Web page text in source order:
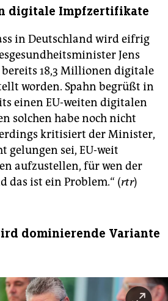
digitale Impfzertifikate
in Deutschland wird eifrig
Jens
18,3 Millionen digitale
worden. Spahn begrüßt in
einen EU-weiten digitalen
solchen habe noch nicht
kritisiert der Minister,
gelungen sei, EU-weit
aufzustellen, für wen der
das ist ein Problem.“ (rtr)
dominierende Variante